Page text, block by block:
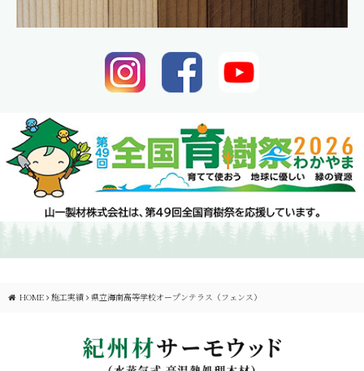
HOME 施工実績 県立海南高等学校オープンテラス（フェンス）